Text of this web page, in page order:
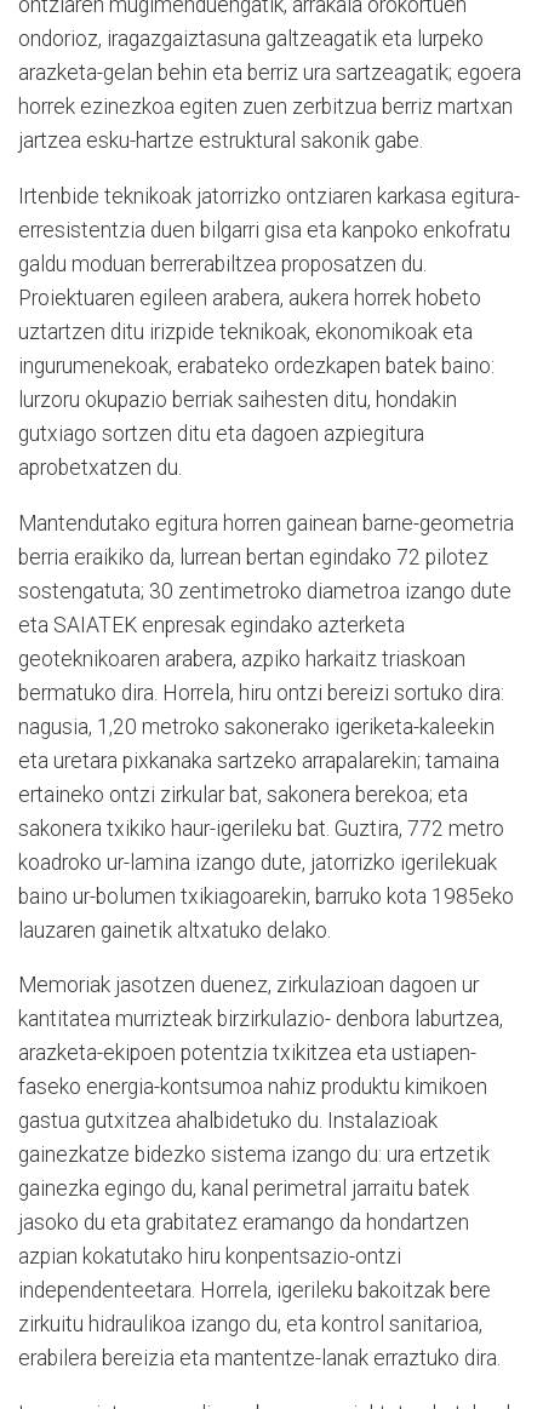
ontziaren mugimenduengatik, arrakala orokortuen
ondorioz, iragazgaiztasuna galtzeagatik eta lurpeko
arazketa-gelan behin eta berriz ura sartzeagatik; egoera
horrek ezinezkoa egiten zuen zerbitzua berriz martxan
jartzea esku-hartze estruktural sakonik gabe.
Irtenbide teknikoak jatorrizko ontziaren karkasa egitura-
erresistentzia duen bilgarri gisa eta kanpoko enkofratu
galdu moduan berrerabiltzea proposatzen du.
Proiektuaren egileen arabera, aukera horrek hobeto
uztartzen ditu irizpide teknikoak, ekonomikoak eta
ingurumenekoak, erabateko ordezkapen batek baino:
lurzoru okupazio berriak saihesten ditu, hondakin
gutxiago sortzen ditu eta dagoen azpiegitura
aprobetxatzen du.
Mantendutako egitura horren gainean barne-geometria
berria eraikiko da, lurrean bertan egindako 72 pilotez
sostengatuta; 30 zentimetroko diametroa izango dute
eta SAIATEK enpresak egindako azterketa
geoteknikoaren arabera, azpiko harkaitz triaskoan
bermatuko dira. Horrela, hiru ontzi bereizi sortuko dira:
nagusia, 1,20 metroko sakonerako igeriketa-kaleekin
eta uretara pixkanaka sartzeko arrapalarekin; tamaina
ertaineko ontzi zirkular bat, sakonera berekoa; eta
sakonera txikiko haur-igerileku bat. Guztira, 772 metro
koadroko ur-lamina izango dute, jatorrizko igerilekuak
baino ur-bolumen txikiagoarekin, barruko kota 1985eko
lauzaren gainetik altxatuko delako.
Memoriak jasotzen duenez, zirkulazioan dagoen ur
kantitatea murrizteak birzirkulazio- denbora laburtzea,
arazketa-ekipoen potentzia txikitzea eta ustiapen-
faseko energia-kontsumoa nahiz produktu kimikoen
gastua gutxitzea ahalbidetuko du. Instalazioak
gainezkatze bidezko sistema izango du: ura ertzetik
gainezka egingo du, kanal perimetral jarraitu batek
jasoko du eta grabitatez eramango da hondartzen
azpian kokatutako hiru konpentsazio-ontzi
independenteetara. Horrela, igerileku bakoitzak bere
zirkuitu hidraulikoa izango du, eta kontrol sanitarioa,
erabilera bereizia eta mantentze-lanak erraztuko dira.